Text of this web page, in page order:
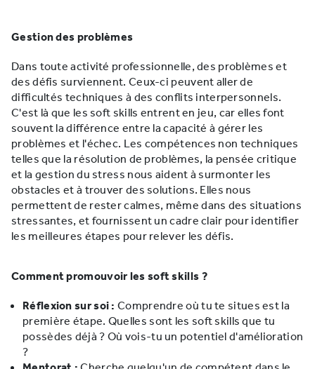
Gestion des problèmes
Dans toute activité professionnelle, des problèmes et
des défis surviennent. Ceux-ci peuvent aller de
difficultés techniques à des conflits interpersonnels.
C'est là que les soft skills entrent en jeu, car elles font
souvent la différence entre la capacité à gérer les
problèmes et l'échec. Les compétences non techniques
telles que la résolution de problèmes, la pensée critique
et la gestion du stress nous aident à surmonter les
obstacles et à trouver des solutions. Elles nous
permettent de rester calmes, même dans des situations
stressantes, et fournissent un cadre clair pour identifier
les meilleures étapes pour relever les défis.
Comment promouvoir les soft skills ?
Réflexion sur soi : Comprendre où tu te situes est la
première étape. Quelles sont les soft skills que tu
possèdes déjà ? Où vois-tu un potentiel d'amélioration
?